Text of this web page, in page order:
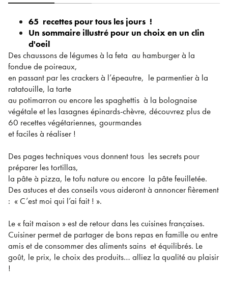
65 recettes pour tous les jours !
Un sommaire illustré pour un choix en un clin
d'oeil
Des chaussons de légumes à la feta au hamburger à la
fondue de poireaux,
en passant par les crackers à l’épeautre, le parmentier à la
ratatouille, la tarte
au potimarron ou encore les spaghettis à la bolognaise
végétale et les lasagnes épinards-chèvre, découvrez plus de
60 recettes végétariennes, gourmandes
et faciles à réaliser !
Des pages techniques vous donnent tous les secrets pour
préparer les tortillas,
la pâte à pizza, le tofu nature ou encore la pâte feuilletée.
Des astuces et des conseils vous aideront à annoncer fièrement
: « C’est moi qui l’ai fait ! ».
Le « fait maison » est de retour dans les cuisines françaises.
Cuisiner permet de partager de bons repas en famille ou entre
amis et de consommer des aliments sains et équilibrés. Le
goût, le prix, le choix des produits… alliez la qualité au plaisir
!